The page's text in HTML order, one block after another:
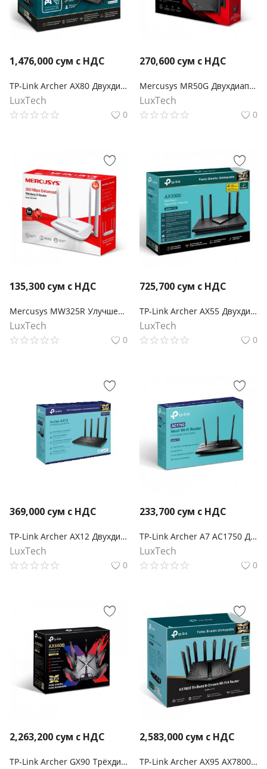
1,476,000 сум с НДС
TP-Link Archer AX80 Двухдиапазонный роутер Wi‑Fi AX6000 с портом WAN/LAN 2,5 Гбит/с и поддержкой Mesh
LuxTech
0
270,600 сум с НДС
Mercusys MR50G Двухдиапазонный гигабитный роутер Wi‑Fi AC1900 с поддержкой Mesh
LuxTech
0
135,300 сум с НДС
Mercusys MW325R Улучшенный роутер Wi‑Fi N300
LuxTech
0
725,700 сум с НДС
TP-Link Archer AX55 Двухдиапазонный гигабитный роутер Wi‑Fi AX3000 с поддержкой Mesh
LuxTech
0
369,000 сум с НДС
TP-Link Archer AX12 Двухдиапазонный гигабитный роутер Wi‑Fi AX1500 с поддержкой Mesh
LuxTech
0
233,700 сум с НДС
TP-Link Archer A7 AC1750 Двухдиапазонный гигабитный Wi‑Fi роутер
LuxTech
0
2,263,200 сум с НДС
TP-Link Archer GX90 Трёхдиапазонный игровой Wi‑Fi роутер AX6600
2,583,000 сум с НДС
TP-Link Archer AX95 AX7800 Беспроводной трехдиапазонный мультигигабитный MU-MIMO маршрутизатор Wi-Fi 6 с двумя USB-портами